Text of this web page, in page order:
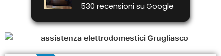
530 recensioni su Google